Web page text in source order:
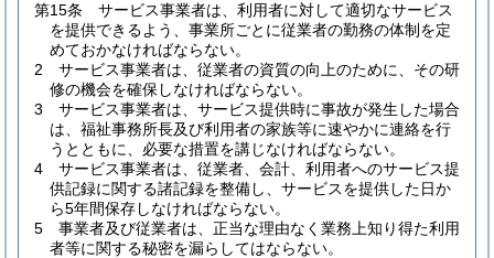
第15条
サービス事業者は、利用者に対して適切なサービス
を提供できるよう、事業所ごとに従業者の勤務の体制を定
めておかなければならない。
2
サービス事業者は、従業者の資質の向上のために、その研
修の機会を確保しなければならない。
3
サービス事業者は、サービス提供時に事故が発生した場合
は、福祉事務所長及び利用者の家族等に速やかに連絡を行
うとともに、必要な措置を講じなければならない。
4
サービス事業者は、従業者、会計、利用者へのサービス提
供記録に関する諸記録を整備し、サービスを提供した日か
ら5年間保存しなければならない。
5
事業者及び従業者は、正当な理由なく業務上知り得た利用
者等に関する秘密を漏らしてはならない。